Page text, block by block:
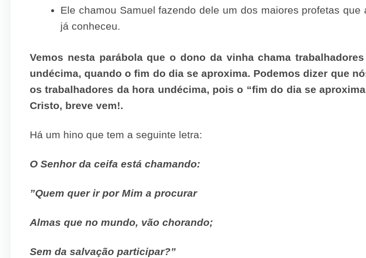
Ele chamou Samuel fazendo dele um dos maiores profetas que
já conheceu.
Vemos nesta parábola que o dono da vinha chama
undécima, quando o fim do dia se aproxima. Podemos dizer que
os trabalhadores da hora undécima, pois o “fim do dia se
Cristo, breve vem!.
Há um hino que tem a seguinte letra:
O Senhor da ceifa está chamando:
”Quem quer ir por Mim a procurar
Almas que no mundo, vão chorando;
Sem da salvação participar?”